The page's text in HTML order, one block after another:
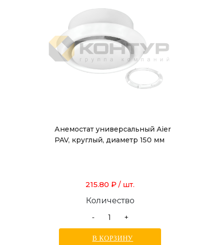
Анемостат универсальный Aier
PAV, круглый, диаметр 150 мм
215.80 ₽ / шт.
Количество
-
+
В КОРЗИНУ